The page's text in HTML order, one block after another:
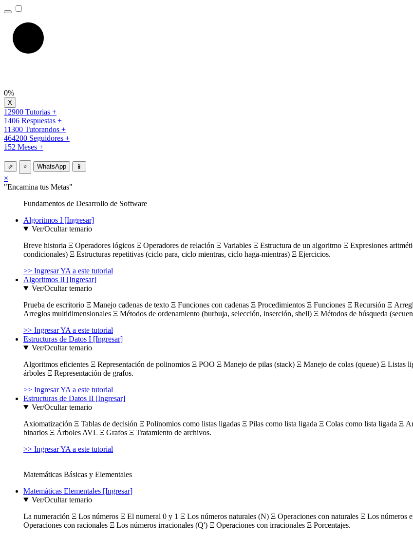
0%
12900 Tutorias +
1406 Respuestas +
11300 Tutorandos +
464200 Seguidores +
152 Meses +
⇗ ⭐ WhatsApp 📱
×
"Encamina tus Metas"
Fundamentos de Desarrollo de Software
Algoritmos I [Ingresar]
Ver/Ocultar temario
Breve historia Ξ Operadores lógicos Ξ Operadores de relación Ξ Variables Ξ Estructura de un algoritmo Ξ Expresiones
condicionales) Ξ Estructuras repetitivas (ciclo para, ciclo mientras, ciclo haga-mientras) Ξ Ejercicios.
>> Ingresar YA a este tutorial
Algoritmos II [Ingresar]
Ver/Ocultar temario
Prueba de escritorio Ξ Manejo cadenas de texto Ξ Funciones con cadenas Ξ Procedimientos Ξ Funciones Ξ Recursión Ξ
Arreglos multidimensionales Ξ Métodos de ordenamiento (burbuja, selección, inserción, shell) Ξ Métodos de búsqueda
>> Ingresar YA a este tutorial
Estructuras de Datos I [Ingresar]
Ver/Ocultar temario
Algoritmos eficientes Ξ Representación de polinomios Ξ POO Ξ Manejo de pilas (stack) Ξ Manejo de colas (queue) Ξ
árboles Ξ Representación de grafos.
>> Ingresar YA a este tutorial
Estructuras de Datos II [Ingresar]
Ver/Ocultar temario
Axiomatización Ξ Tablas de decisión Ξ Polinomios como listas ligadas Ξ Pilas como lista ligada Ξ Colas como lista ligada Ξ
binarios Ξ Árboles AVL Ξ Grafos Ξ Tratamiento de archivos.
>> Ingresar YA a este tutorial
Matemáticas Básicas y Elementales
Matemáticas Elementales [Ingresar]
Ver/Ocultar temario
La numeración Ξ Los números Ξ El numeral 0 y 1 Ξ Los números naturales (N) Ξ Operaciones con naturales Ξ Los números
Operaciones con racionales Ξ Los números irracionales (Q') Ξ Operaciones con irracionales Ξ Porcentajes.